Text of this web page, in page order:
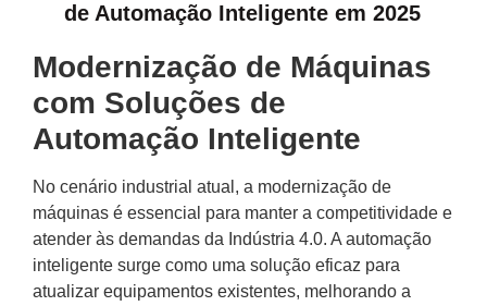
de Automação Inteligente em 2025
Modernização de Máquinas
com Soluções de
Automação Inteligente
No cenário industrial atual, a modernização de
máquinas é essencial para manter a competitividade e
atender às demandas da Indústria 4.0. A automação
inteligente surge como uma solução eficaz para
atualizar equipamentos existentes, melhorando a